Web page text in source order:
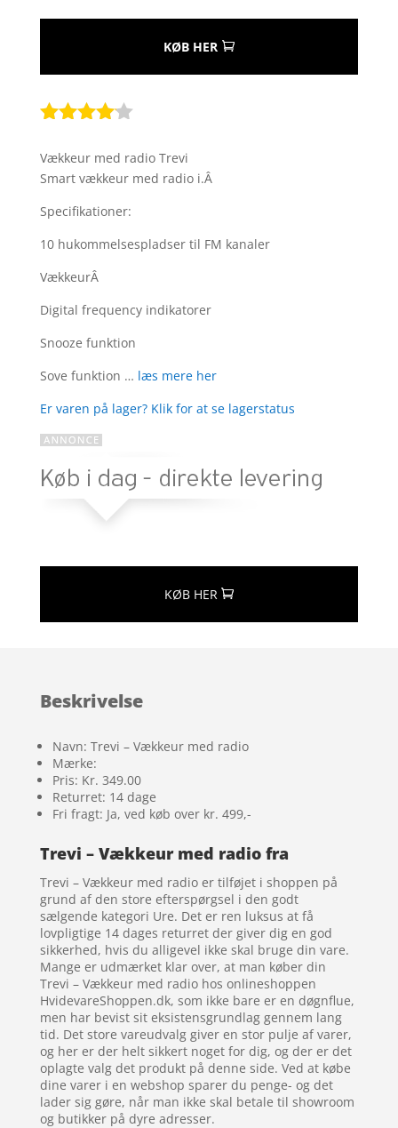
KØB HER
som4
ud af 5
på
ømmels
Vækkeur med radio Trevi
Smart vækkeur med radio i.Â
Specifikationer:
10 hukommelsespladser til FM kanaler
VækkeurÂ
Digital frequency indikatorer
Snooze funktion
Sove funktion … læs mere her
Er varen på lager? Klik for at se lagerstatus
KØB HER
Beskrivelse
Navn: Trevi – Vækkeur med radio
Mærke:
Pris: Kr. 349.00
Returret: 14 dage
Fri fragt: Ja, ved køb over kr. 499,-
Trevi – Vækkeur med radio fra
Trevi – Vækkeur med radio er tilføjet i shoppen på
grund af den store efterspørgsel i den godt
sælgende kategori Ure. Det er ren luksus at få
lovpligtige 14 dages returret der giver dig en god
sikkerhed, hvis du alligevel ikke skal bruge din vare.
Mange er udmærket klar over, at man køber din
Trevi – Vækkeur med radio hos onlineshoppen
HvidevareShoppen.dk, som ikke bare er en døgnflue,
men har bevist sit eksistensgrundlag gennem lang
tid. Det store vareudvalg giver en stor pulje af varer,
og her er der helt sikkert noget for dig, og der er det
oplagte valg det produkt på denne side. Ved at købe
dine varer i en webshop sparer du penge- og det
lader sig gøre, når man ikke skal betale til showroom
og butikker på dyre adresser.